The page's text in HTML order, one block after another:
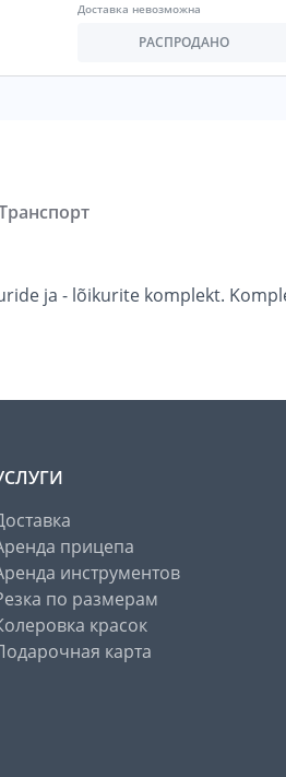
Доставка невозможна
РАСПРОДАНО
ja - lõikurite komplekt.
прицепа
инструментов
по размерам
красок
карта